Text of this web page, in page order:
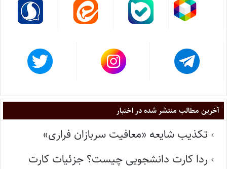
آخرین مطالب منتشر شده در اختبار
تکذیب شایعه «معافیت سربازان فراری»
ردا کارت دانشجویی چیست؟ جزئیات کارت